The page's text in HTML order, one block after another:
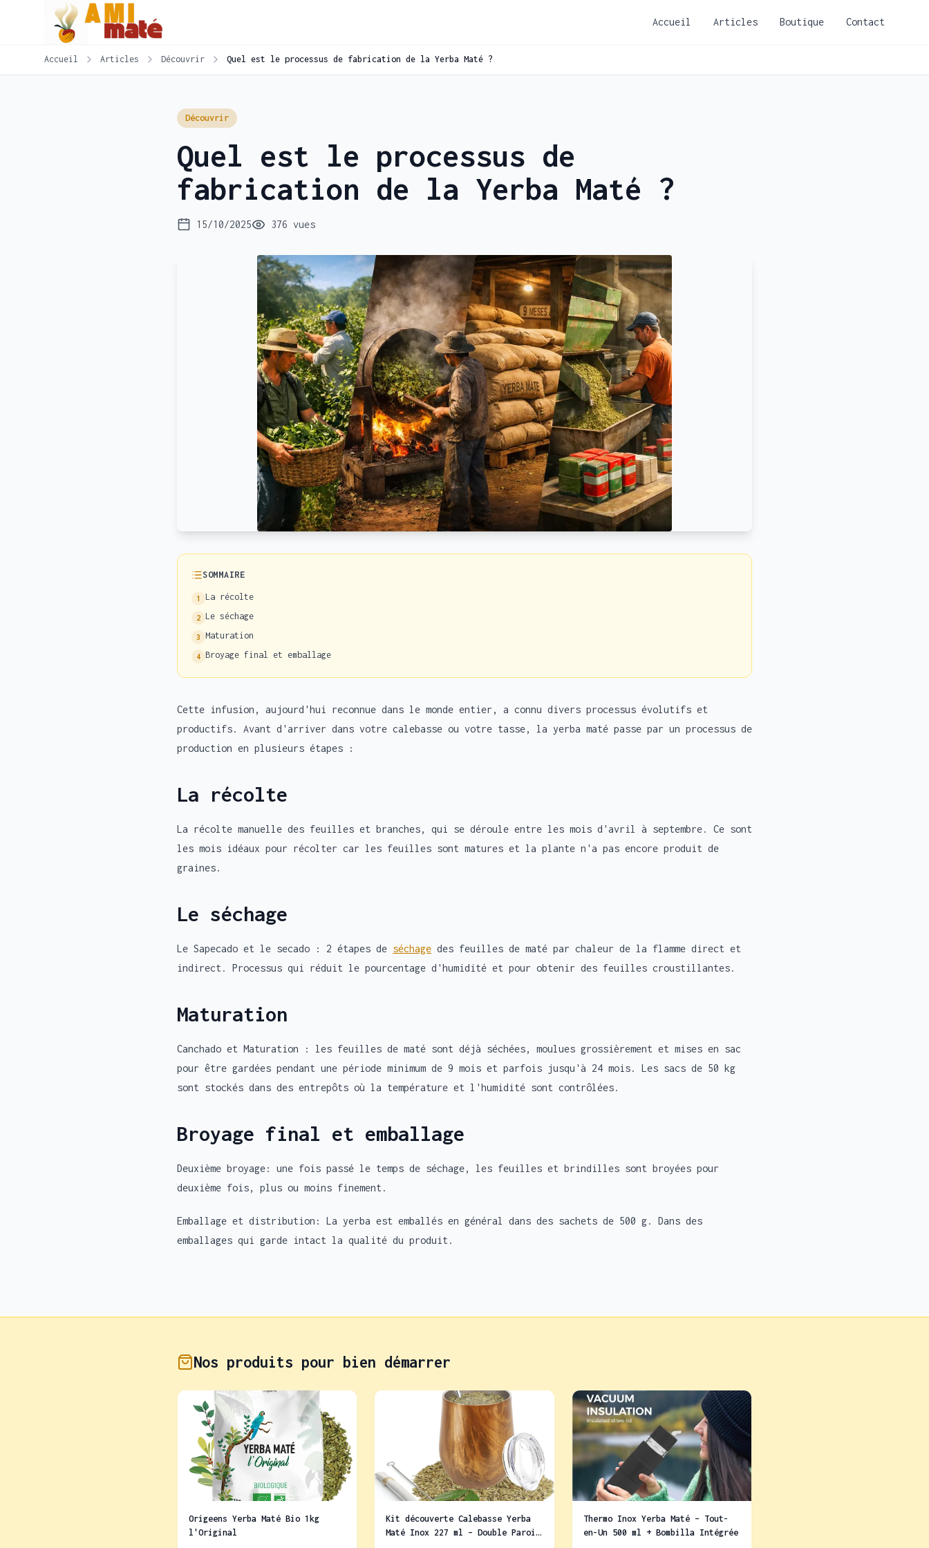
Accueil Articles Boutique Contact
Accueil Articles Découvrir Quel est le processus de fabrication de la Yerba Maté ?
Découvrir
Quel est le processus de
fabrication de la Yerba Maté ?
15/10/2025 376 vues
SOMMAIRE
1 La récolte
2 Le séchage
3 Maturation
4 Broyage final et emballage
Cette infusion, aujourd'hui reconnue dans le monde entier, a connu divers processus évolutifs et
productifs. Avant d'arriver dans votre calebasse ou votre tasse, la yerba maté passe par un processus de
production en plusieurs étapes :
La récolte
La récolte manuelle des feuilles et branches, qui se déroule entre les mois d'avril à septembre. Ce sont
les mois idéaux pour récolter car les feuilles sont matures et la plante n'a pas encore produit de
graines.
Le séchage
Le Sapecado et le secado : 2 étapes de séchage des feuilles de maté par chaleur de la flamme direct et
indirect. Processus qui réduit le pourcentage d'humidité et pour obtenir des feuilles croustillantes.
Maturation
Canchado et Maturation : les feuilles de maté sont déjà séchées, moulues grossièrement et mises en sac
pour être gardées pendant une période minimum de 9 mois et parfois jusqu'à 24 mois. Les sacs de 50 kg
sont stockés dans des entrepôts où la température et l'humidité sont contrôlées.
Broyage final et emballage
Deuxième broyage: une fois passé le temps de séchage, les feuilles et brindilles sont broyées pour
deuxième fois, plus ou moins finement.
Emballage et distribution: La yerba est emballés en général dans des sachets de 500 g. Dans des
emballages qui garde intact la qualité du produit.
Nos produits pour bien démarrer
Origeens Yerba Maté Bio 1kg
l'Original
Kit découverte Calebasse Yerba
Maté Inox 227 ml – Double Paroi
Thermo Inox Yerba Maté – Tout-
en-Un 500 ml + Bombilla Intégrée